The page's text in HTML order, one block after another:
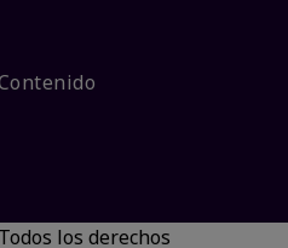
los derechos